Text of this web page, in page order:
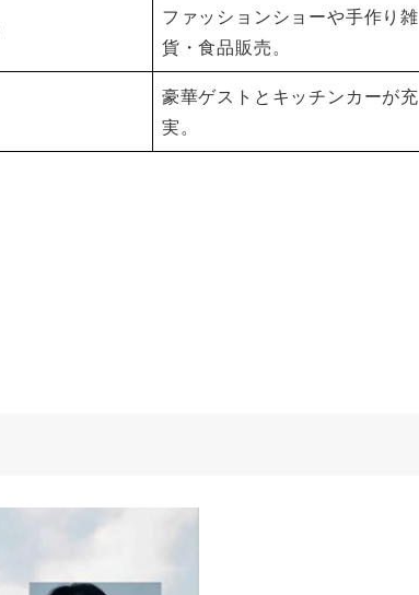
ファッションショーや手作り雑
貨・食品販売。
豪華ゲストとキッチンカーが充
実。